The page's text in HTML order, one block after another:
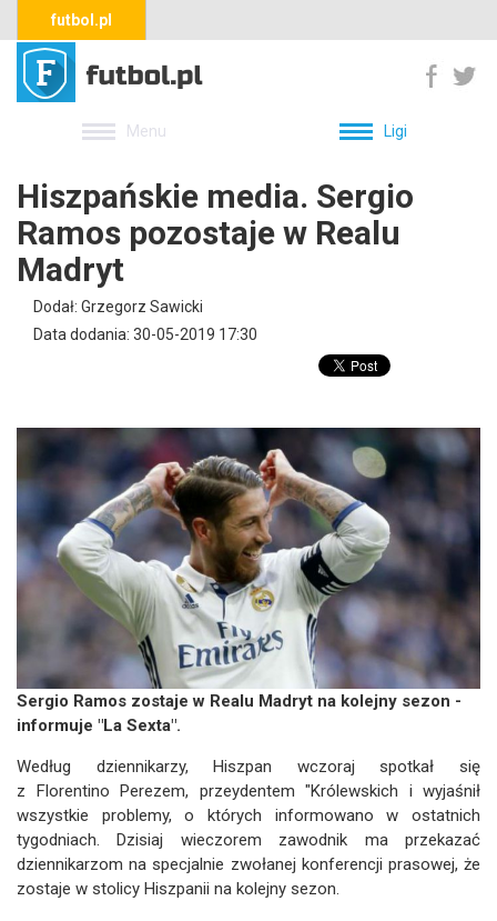
futbol.pl
Menu Ligi
Hiszpańskie media. Sergio
Ramos pozostaje w Realu
Madryt
Dodał: Grzegorz Sawicki
Data dodania: 30-05-2019 17:30
Sergio Ramos zostaje w Realu Madryt na kolejny sezon -
informuje "La Sexta".
Według dziennikarzy, Hiszpan wczoraj spotkał się
z Florentino Perezem, przeydentem "Królewskich i wyjaśnił
wszystkie problemy, o których informowano w ostatnich
tygodniach. Dzisiaj wieczorem zawodnik ma przekazać
dziennikarzom na specjalnie zwołanej konferencji prasowej, że
zostaje w stolicy Hiszpanii na kolejny sezon.